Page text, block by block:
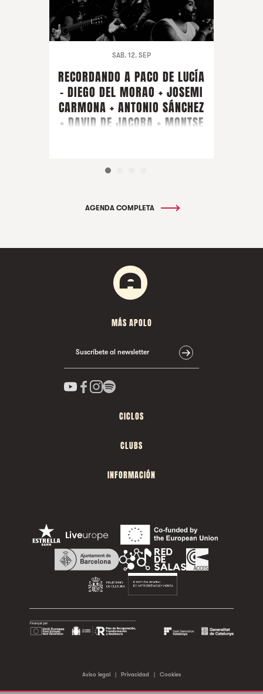
SAB. 12. SEP
RECORDANDO A PACO DE LUCÍA
- DIEGO DEL MORAO + JOSEMI
CARMONA + ANTONIO SÁNCHEZ
+ DAVID DE JACOBA + MONTSE
AGENDA COMPLETA
MÁS APOLO
Suscríbete al newsletter
CICLOS
CLUBS
INFORMACIÓN
Aviso legal | Privacidad | Cookies